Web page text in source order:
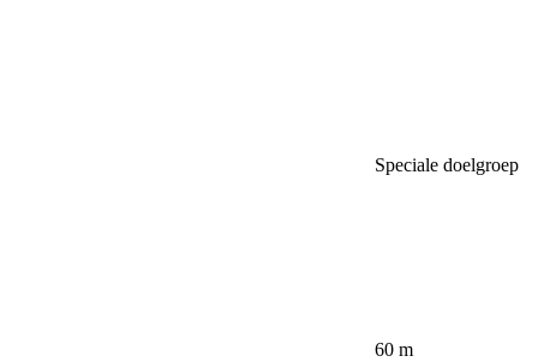
Speciale doelgroep
60 m